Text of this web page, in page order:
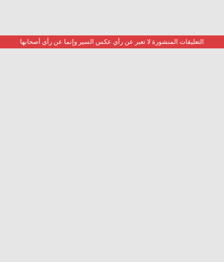
التعليقات المنشورة لا تعبر عن رأي عكس السير وإنما عن رأي أصحابها